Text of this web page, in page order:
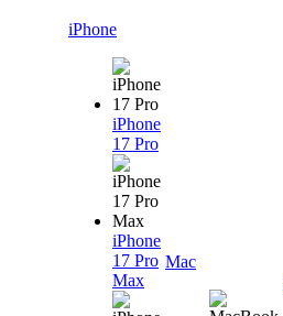
iPhone
iPhone
17 Pro
iPhone
17 Pro
Max
Mac